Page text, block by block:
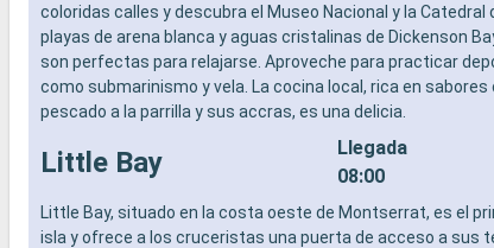
coloridas calles y descubra el Museo Nacional y la Catedral
playas de arena blanca y aguas cristalinas de Dickenson
son perfectas para relajarse. Aproveche para practicar
como submarinismo y vela. La cocina local, rica en sabores
pescado a la parrilla y sus accras, es una delicia.
Little Bay
Llegada
08:00
Little Bay, situado en la costa oeste de Montserrat, es el
isla y ofrece a los cruceristas una puerta de acceso a sus